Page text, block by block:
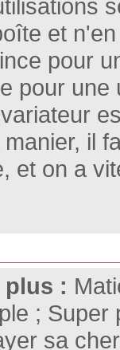
et
pour
pour une
il
et on a
plus :
; Super
sa